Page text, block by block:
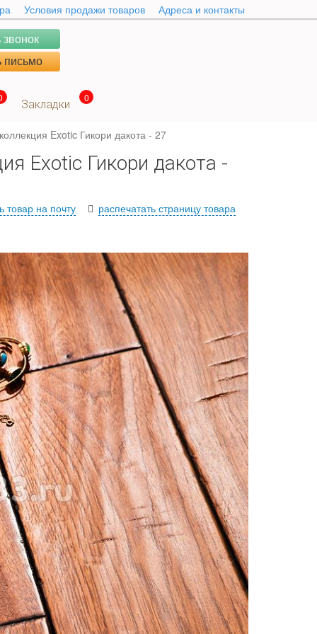
Условия продажи товаров Адреса и контакты
звонок
письмо
Закладки
0
Exotic Гикори дакота - 27
Exotic Гикори дакота -
товар на почту распечатать страницу товара